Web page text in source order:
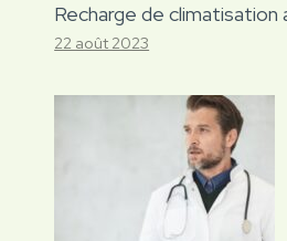
Recharge de climatisation
22 août 2023